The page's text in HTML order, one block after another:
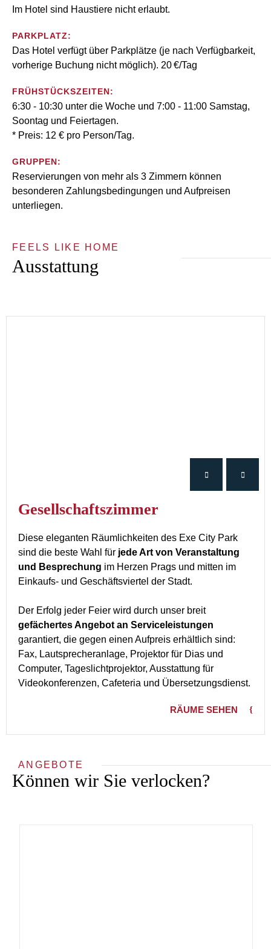
Im Hotel sind Haustiere nicht erlaubt.
PARKPLATZ:
Das Hotel verfügt über Parkplätze (je nach Verfügbarkeit,
vorherige Buchung nicht möglich). 20 €/Tag
FRÜHSTÜCKSZEITEN:
6:30 - 10:30 unter die Woche und 7:00 - 11:00 Samstag,
Soontag und Feiertagen.
* Preis: 12 € pro Person/Tag.
GRUPPEN:
Reservierungen von mehr als 3 Zimmern können
besonderen Zahlungsbedingungen und Aufpreisen
unterliegen.
FEELS LIKE HOME
Ausstattung
Gesellschaftszimmer
Diese eleganten Räumlichkeiten des Exe City Park
sind die beste Wahl für jede Art von Veranstaltung
und Besprechung im Herzen Prags und mitten im
Einkaufs- und Geschäftsviertel der Stadt.
Der Erfolg jeder Feier wird durch unser breit
gefächertes Angebot an Serviceleistungen
garantiert, die gegen einen Aufpreis erhältlich sind:
Fax, Lautsprecheranlage, Projektor für Dias und
Computer, Tageslichtprojektor, Ausstattung für
Videokonferenzen, Cafeteria und Übersetzungsdienst.
RÄUME SEHEN
ANGEBOTE
Können wir Sie verlocken?